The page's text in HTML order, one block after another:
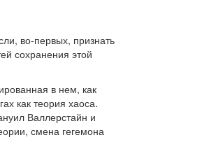
во-первых, признать
сохранения этой
в нем, как
как теория хаоса.
Валлерстайн и
смена гегемона